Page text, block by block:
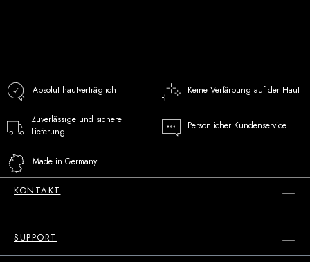
Absolut hautverträglich Keine Verfärbung auf der Haut
Zuverlässige und sichere
Lieferung
Persönlicher Kundenservice
Made in Germany
KONTAKT
SUPPORT